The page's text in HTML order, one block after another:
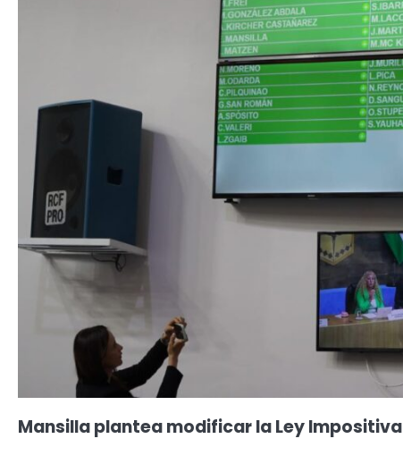
Mansilla plantea modificar la Ley Impositiva